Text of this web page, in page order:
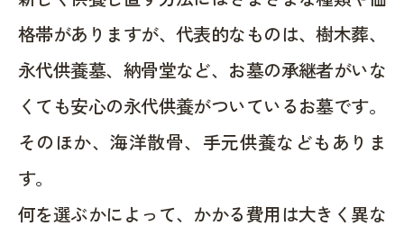
格帯がありますが、代表的なものは、樹木葬、
永代供養墓、納骨堂など、お墓の承継者がいな
くても安心の永代供養がついているお墓です。
そのほか、海洋散骨、手元供養などもありま
す。
何を選ぶかによって、かかる費用は大きく異な